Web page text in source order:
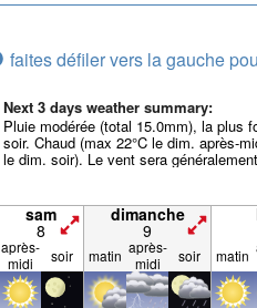
faites défiler vers la gauche
Next 3 days weather summary:
Pluie modérée (total 15.0mm), la plus
soir. Chaud (max 22°C le dim. après-
le dim. soir). Le vent sera
sam
8
dimanche
9
après-
midi
soir matin après-
midi
soir matin